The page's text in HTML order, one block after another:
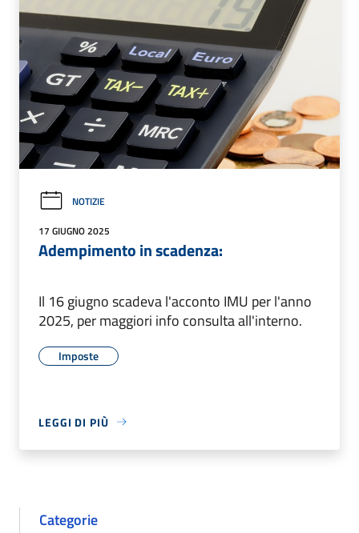
NOTIZIE
17 GIUGNO 2025
Adempimento in scadenza:
Il 16 giugno scadeva l'acconto IMU per l'anno
2025, per maggiori info consulta all'interno.
Imposte
LEGGI DI PIÙ
Categorie